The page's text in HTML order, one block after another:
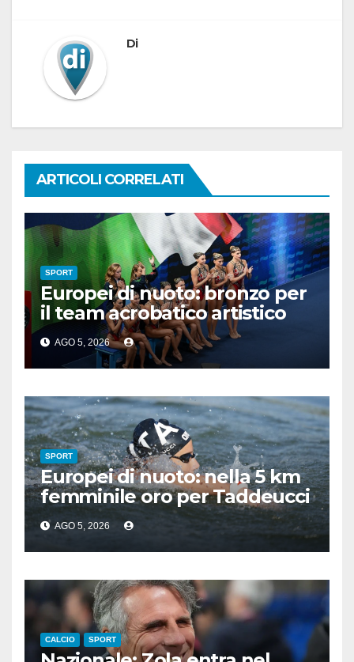
Di
ARTICOLI CORRELATI
SPORT
Europei di nuoto: bronzo per
il team acrobatico artistico
dell’Italia
AGO 5, 2026
SPORT
Europei di nuoto: nella 5 km
femminile oro per Taddeucci
e bronzo per Pozzobon
AGO 5, 2026
CALCIO SPORT